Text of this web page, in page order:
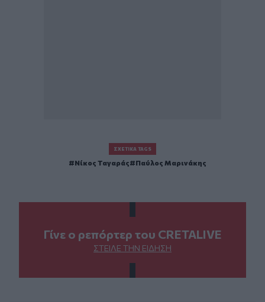
ΣΧΕΤΙΚΆ TAGS
Νίκος Ταγαράς Παύλος Μαρινάκης
Γίνε ο ρεπόρτερ του CRETALIVE
ΣΤΕΊΛΕ ΤΗΝ ΕΊΔΗΣΗ